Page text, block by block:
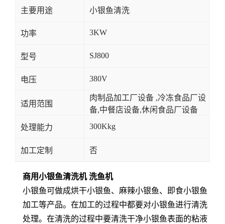
主要用途 小银鱼清洗
功率 3KW
型号 SJ800
电压 380V
适用范围
肉制品加工厂设备 ,冷冻食品厂设
备,中餐店设备,休闲食品厂设备
处理能力 300Kkg
加工定制 否
商用小银鱼清洗机 洗鱼机
小银鱼可做成烘干小银鱼、麻辣小银鱼、即食小银鱼
加工等产品。在加工的过程中都要对小银鱼进行清洗
处理。在清洗的过程中要清洗干净小银鱼表面的粘液